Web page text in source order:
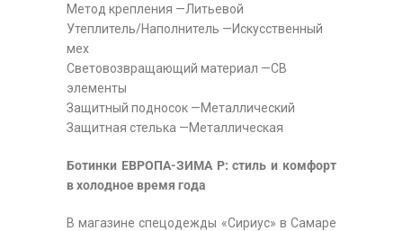
Метод крепления —Литьевой
Утеплитель/Наполнитель —Искусственный
мех
Световозвращающий материал —СВ
элементы
Защитный подносок —Металлический
Защитная стелька —Металлическая
Ботинки ЕВРОПА-ЗИМА Р: стиль и комфорт
в холодное время года
В магазине спецодежды «Сириус» в Самаре